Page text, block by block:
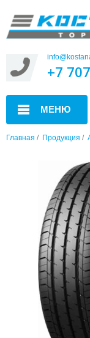
+7
МЕНЮ
Главная / Продукция /